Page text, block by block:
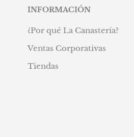
INFORMACIÓN
¿Por qué La Canastería?
Ventas Corporativas
Tiendas